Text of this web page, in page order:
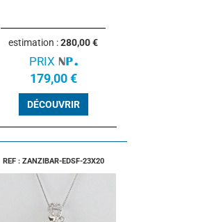
estimation :280,00 €
PRIX
179,00 €
DÉCOUVRIR
REF : ZANZIBAR-EDSF-23X20